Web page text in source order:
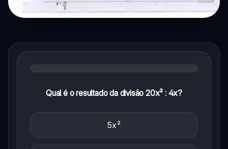
Qual é o resultado da divisão 20x² : 4x?
5x²